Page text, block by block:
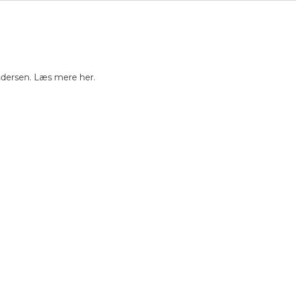
Læs mere her.